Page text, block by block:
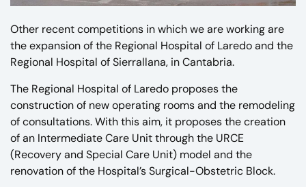
Other recent competitions in which we are working are
the expansion of the Regional Hospital of Laredo and the
Regional Hospital of Sierrallana, in Cantabria.
The Regional Hospital of Laredo proposes the
construction of new operating rooms and the remodeling
of consultations. With this aim, it proposes the creation
of an Intermediate Care Unit through the URCE
(Recovery and Special Care Unit) model and the
renovation of the Hospital’s Surgical-Obstetric Block.